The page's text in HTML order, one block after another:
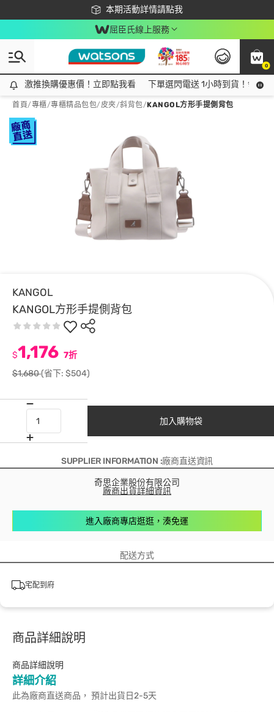
本期活動詳情請點我
下載app最高回饋$350
屈臣氏線上服務
0
激推換購優惠價！立即點我看
激推換購優惠價！立即點我看 下單選閃電送 1小時到貨！領神
首頁/專櫃/專櫃精品包包/皮夾/斜背包/KANGOL方形手提側背包
KANGOL
KANGOL方形手提側背包
$1,176 7折
$1,680(省下: $504)
加入購物袋
SUPPLIER INFORMATION :廠商直送資訊
奇思企業股份有限公司
廠商出貨詳細資訊
進入廠商專店逛逛，湊免運
配送方式
宅配到府
商品詳細說明
商品詳細說明
詳細介紹
此為廠商直送商品， 預計出貨日2-5天